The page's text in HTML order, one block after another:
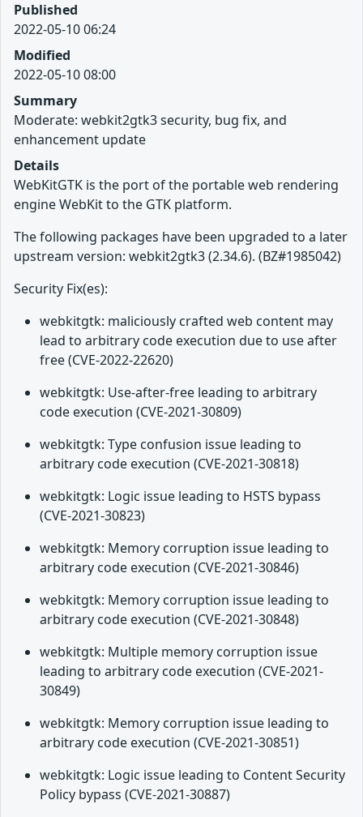
Published
2022-05-10 06:24
Modified
2022-05-10 08:00
Summary
Moderate: webkit2gtk3 security, bug fix, and
enhancement update
Details
WebKitGTK is the port of the portable web rendering
engine WebKit to the GTK platform.
The following packages have been upgraded to a later
upstream version: webkit2gtk3 (2.34.6). (BZ#1985042)
Security Fix(es):
webkitgtk: maliciously crafted web content may
lead to arbitrary code execution due to use after
free (CVE-2022-22620)
webkitgtk: Use-after-free leading to arbitrary
code execution (CVE-2021-30809)
webkitgtk: Type confusion issue leading to
arbitrary code execution (CVE-2021-30818)
webkitgtk: Logic issue leading to HSTS bypass
(CVE-2021-30823)
webkitgtk: Memory corruption issue leading to
arbitrary code execution (CVE-2021-30846)
webkitgtk: Memory corruption issue leading to
arbitrary code execution (CVE-2021-30848)
webkitgtk: Multiple memory corruption issue
leading to arbitrary code execution (CVE-2021-
30849)
webkitgtk: Memory corruption issue leading to
arbitrary code execution (CVE-2021-30851)
webkitgtk: Logic issue leading to Content Security
Policy bypass (CVE-2021-30887)